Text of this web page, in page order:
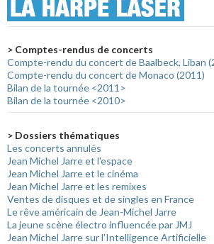
> Comptes-rendus de concerts
Compte-rendu du concert de Baalbeck, Liban
Compte-rendu du concert de Monaco (2011)
Bilan de la tournée <2011>
Bilan de la tournée <2010>
> Dossiers thématiques
Les concerts annulés
Jean Michel Jarre et l'espace
Jean Michel Jarre et le cinéma
Jean Michel Jarre et les remixes
Ventes de disques et de singles en France
Le rêve américain de Jean-Michel Jarre
La jeune scène électro influencée par JMJ
Jean Michel Jarre sur l'Intelligence Artificielle